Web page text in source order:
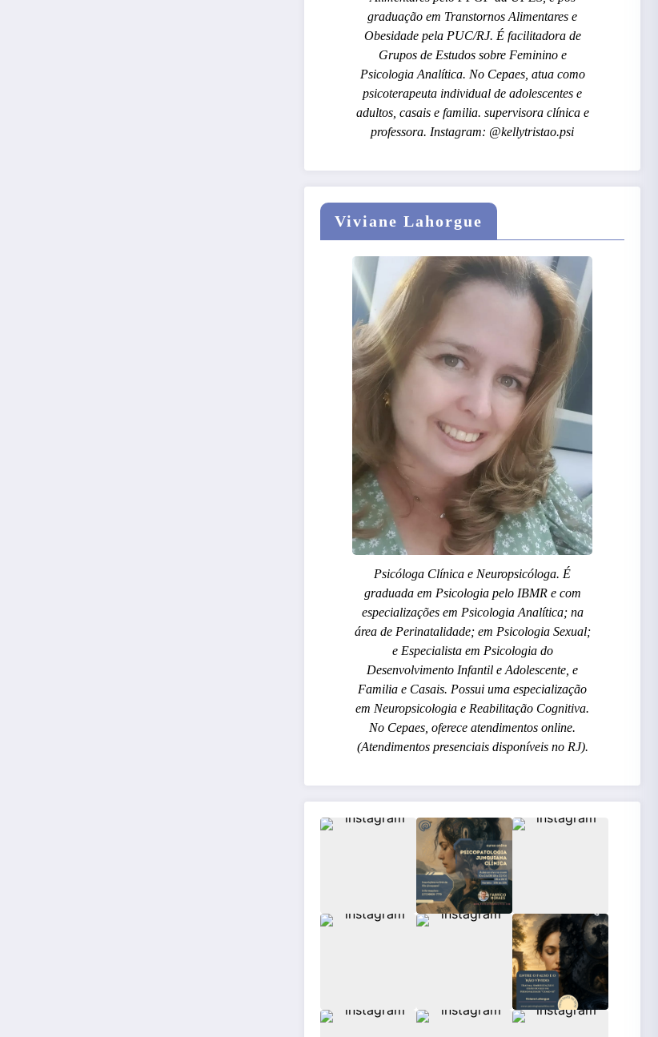
graduação em Transtornos Alimentares e
Obesidade pela PUC/RJ. É facilitadora de
Grupos de Estudos sobre Feminino e
Psicologia Analítica. No Cepaes, atua como
psicoterapeuta individual de adolescentes e
adultos, casais e familia. supervisora clínica e
professora. Instagram: @kellytristao.psi
Viviane Lahorgue
Psicóloga Clínica e Neuropsicóloga. É
graduada em Psicologia pelo IBMR e com
especializações em Psicologia Analítica; na
área de Perinatalidade; em Psicologia Sexual;
e Especialista em Psicologia do
Desenvolvimento Infantil e Adolescente, e
Familia e Casais. Possui uma especialização
em Neuropsicologia e Reabilitação Cognitiva.
No Cepaes, oferece atendimentos online.
(Atendimentos presenciais disponíveis no RJ).